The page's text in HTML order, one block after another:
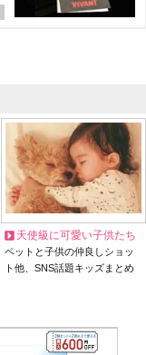
天使級に可愛い子供たち
ペットと子供の仲良しショッ
ト他、SNS話題キッズまとめ